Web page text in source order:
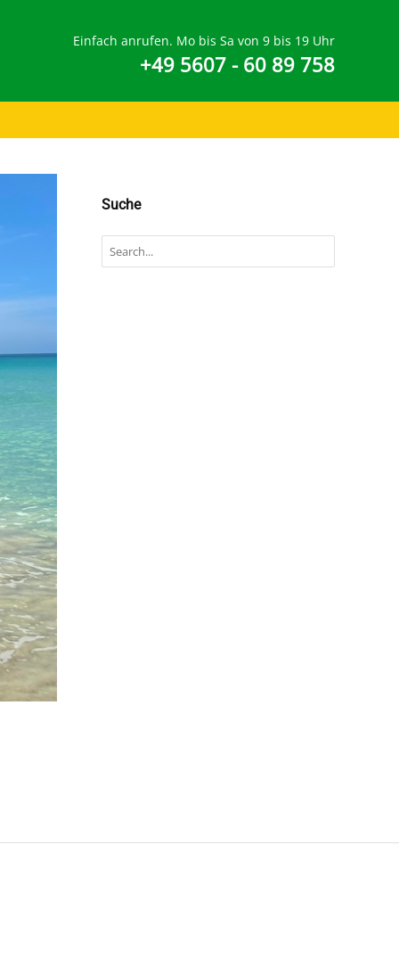
Einfach anrufen. Mo bis Sa von 9 bis 19 Uhr
+49 5607 - 60 89 758
Suche